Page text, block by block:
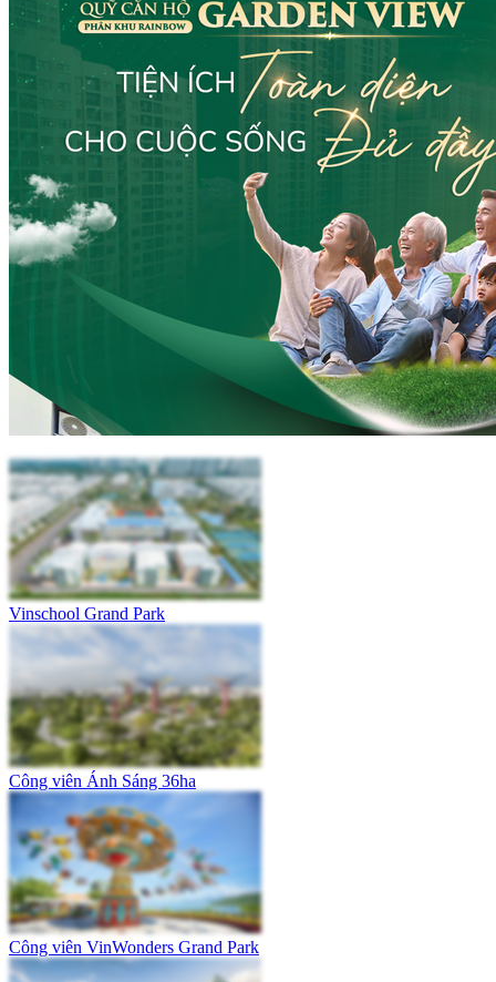
Vinschool Grand Park
Công viên Ánh Sáng 36ha
Công viên VinWonders Grand Park